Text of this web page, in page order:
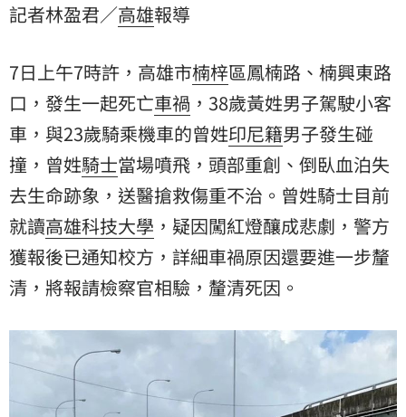
成悲劇，警方獲報後已通知校方，詳細車禍原因還要進
記者林盈君／高雄報導
7日上午7時許，高雄市楠梓區鳳楠路、楠興東路
口，發生一起死亡車禍 ，38歲黃姓男子駕駛小客
車，與23歲騎乘機車的曾姓印尼籍男子發生碰
撞，曾姓騎士當場噴飛，頭部重創、倒臥血泊失
去生命跡象，送醫搶救傷重不治。曾姓騎士目前
就讀高雄科技大學 ，疑因闖紅燈釀成悲劇，警方
獲報後已通知校方，詳細車禍原因還要進一步釐
清，將報請檢察官相驗，釐清死因。